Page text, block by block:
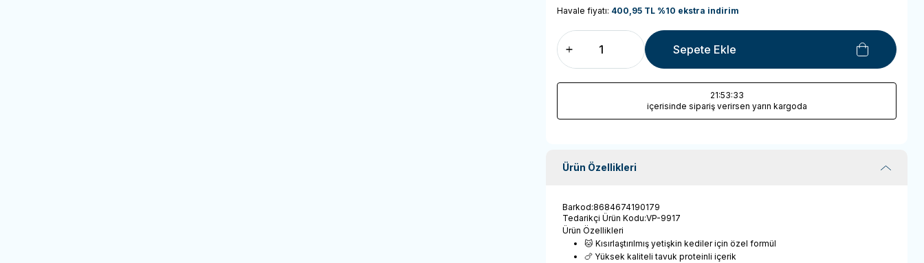
Havale fiyatı: 400,95 TL %10 ekstra indirim
Sepete Ekle
21:53:33
içerisinde sipariş verirsen yarın kargoda
Ürün Özellikleri
Barkod:8684674190179
Tedarikçi Ürün Kodu:VP-9917
Ürün Özellikleri
🐱 Kısırlaştırılmış yetişkin kediler için özel formül
🍗 Yüksek kaliteli tavuk proteinli içerik